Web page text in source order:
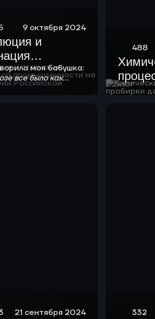
9 октября 2024
и
моя бабушка:
все было как
». Любой
технологии
Блог
488
21 сентября 2024 332